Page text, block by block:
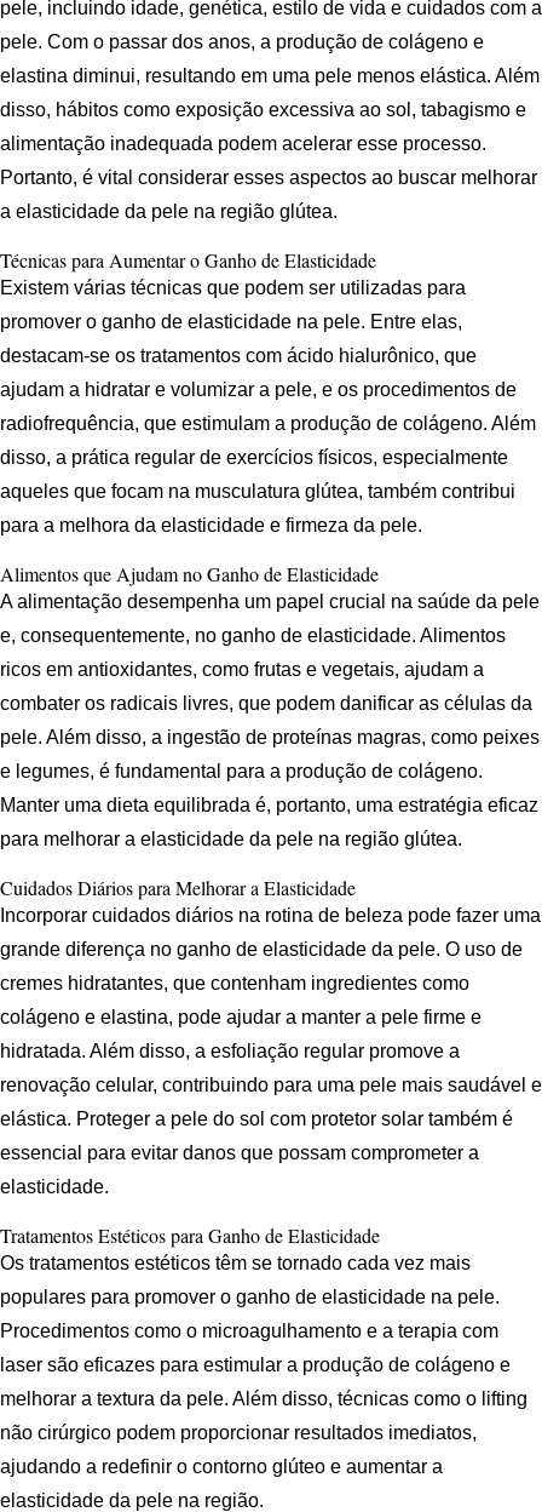
pele, incluindo idade, genética, estilo de vida e cuidados com a
pele. Com o passar dos anos, a produção de colágeno e
elastina diminui, resultando em uma pele menos elástica. Além
disso, hábitos como exposição excessiva ao sol, tabagismo e
alimentação inadequada podem acelerar esse processo.
Portanto, é vital considerar esses aspectos ao buscar melhorar
a elasticidade da pele na região glútea.
Técnicas para Aumentar o Ganho de Elasticidade
Existem várias técnicas que podem ser utilizadas para
promover o ganho de elasticidade na pele. Entre elas,
destacam-se os tratamentos com ácido hialurônico, que
ajudam a hidratar e volumizar a pele, e os procedimentos de
radiofrequência, que estimulam a produção de colágeno. Além
disso, a prática regular de exercícios físicos, especialmente
aqueles que focam na musculatura glútea, também contribui
para a melhora da elasticidade e firmeza da pele.
Alimentos que Ajudam no Ganho de Elasticidade
A alimentação desempenha um papel crucial na saúde da pele
e, consequentemente, no ganho de elasticidade. Alimentos
ricos em antioxidantes, como frutas e vegetais, ajudam a
combater os radicais livres, que podem danificar as células da
pele. Além disso, a ingestão de proteínas magras, como peixes
e legumes, é fundamental para a produção de colágeno.
Manter uma dieta equilibrada é, portanto, uma estratégia eficaz
para melhorar a elasticidade da pele na região glútea.
Cuidados Diários para Melhorar a Elasticidade
Incorporar cuidados diários na rotina de beleza pode fazer uma
grande diferença no ganho de elasticidade da pele. O uso de
cremes hidratantes, que contenham ingredientes como
colágeno e elastina, pode ajudar a manter a pele firme e
hidratada. Além disso, a esfoliação regular promove a
renovação celular, contribuindo para uma pele mais saudável e
elástica. Proteger a pele do sol com protetor solar também é
essencial para evitar danos que possam comprometer a
elasticidade.
Tratamentos Estéticos para Ganho de Elasticidade
Os tratamentos estéticos têm se tornado cada vez mais
populares para promover o ganho de elasticidade na pele.
Procedimentos como o microagulhamento e a terapia com
laser são eficazes para estimular a produção de colágeno e
melhorar a textura da pele. Além disso, técnicas como o lifting
não cirúrgico podem proporcionar resultados imediatos,
ajudando a redefinir o contorno glúteo e aumentar a
elasticidade da pele na região.